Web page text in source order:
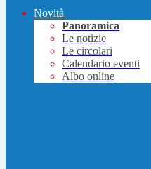
Novità
Panoramica
Le notizie
Le circolari
Calendario eventi
Albo online